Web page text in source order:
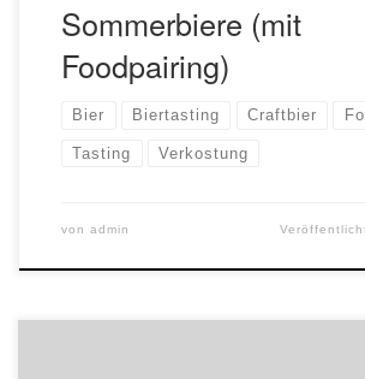
Sommerbiere (mit
Foodpairing)
Bier Biertasting Craftbier
Tasting Verkostung
von admin